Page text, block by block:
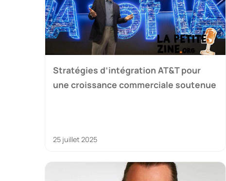
Stratégies d’intégration AT&T pour
une croissance commerciale soutenue
25 juillet 2025